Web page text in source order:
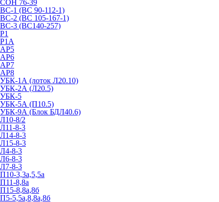
СОН 76-39
ВС-1 (ВС 90-112-1)
ВС-2 (ВС 105-167-1)
ВС-3 (ВС140-257)
Р1
Р1А
АР5
АР6
АР7
АР8
УБК-1А (лоток Л20.10)
УБК-2А (Л20.5)
УБК-5
УБК-5А (П10.5)
УБК-9А (Блок БДЛ40.6)
Л10-8/2
Л11-8-3
Л14-8-3
Л15-8-3
Л4-8-3
Л6-8-3
Л7-8-3
П10-3,3а,5,5а
П11-8,8а
П15-8,8а,8б
П5-5,5а,8,8а,8б